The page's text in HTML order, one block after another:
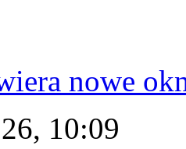
nowe
10:09